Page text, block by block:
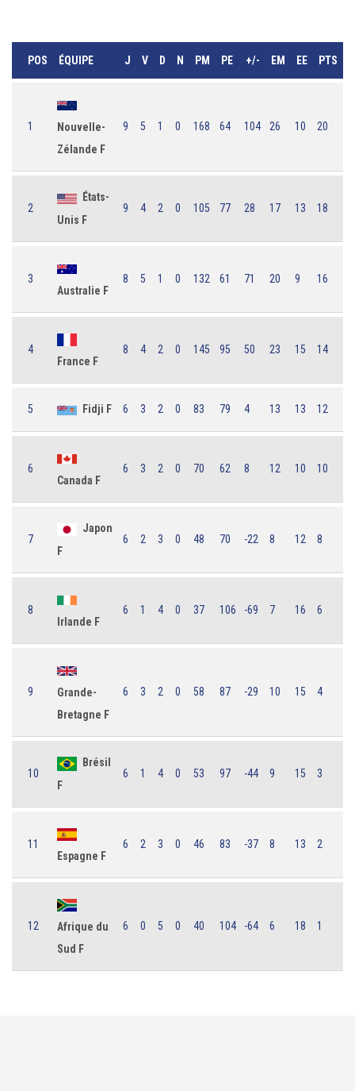
POS ÉQUIPE J V D N PM PE +/- EM EE PTS
1
Nouvelle-
Zélande F
9 5 1 0 168 64 104 26 10 20
2
États-
Unis F
9 4 2 0 105 77 28 17 13 18
3
Australie F
8 5 1 0 132 61 71 20 9 16
4
France F
8 4 2 0 145 95 50 23 15 14
5 Fidji F 6 3 2 0 83 79 4 13 13 12
6
Canada F
6 3 2 0 70 62 8 12 10 10
7
Japon
F
6 2 3 0 48 70 -22 8 12 8
8
Irlande F
6 1 4 0 37 106 -69 7 16 6
9
Grande-
Bretagne F
6 3 2 0 58 87 -29 10 15 4
10
Brésil
F
6 1 4 0 53 97 -44 9 15 3
11
Espagne F
6 2 3 0 46 83 -37 8 13 2
12
Afrique du
Sud F
6 0 5 0 40 104 -64 6 18 1